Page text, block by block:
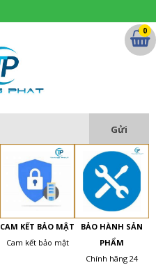
CAM KẾT BẢO MẬT
Cam kết bảo mật
BẢO HÀNH SẢN
PHẨM
Chính hãng 24
0